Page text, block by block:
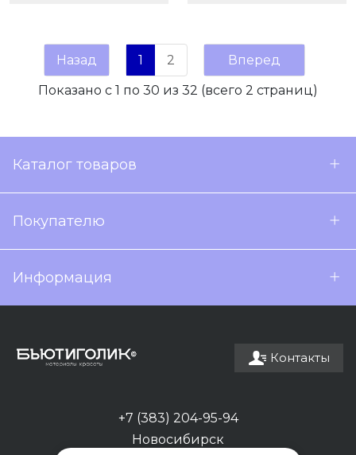
Назад 1 2
Вперед
Показано с 1 по 30 из 32 (всего 2 страниц)
Каталог товаров
Покупателю
Информация
Контакты
+7 (383) 204-95-94
Новосибирск